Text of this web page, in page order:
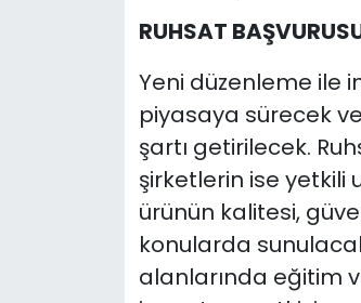
RUHSAT
Yeni düzenleme ile
piyasaya sürecek
şartı getirilecek.
şirketlerin ise yetkili
ürünün kalitesi,
konularda
alanlarında eğitim